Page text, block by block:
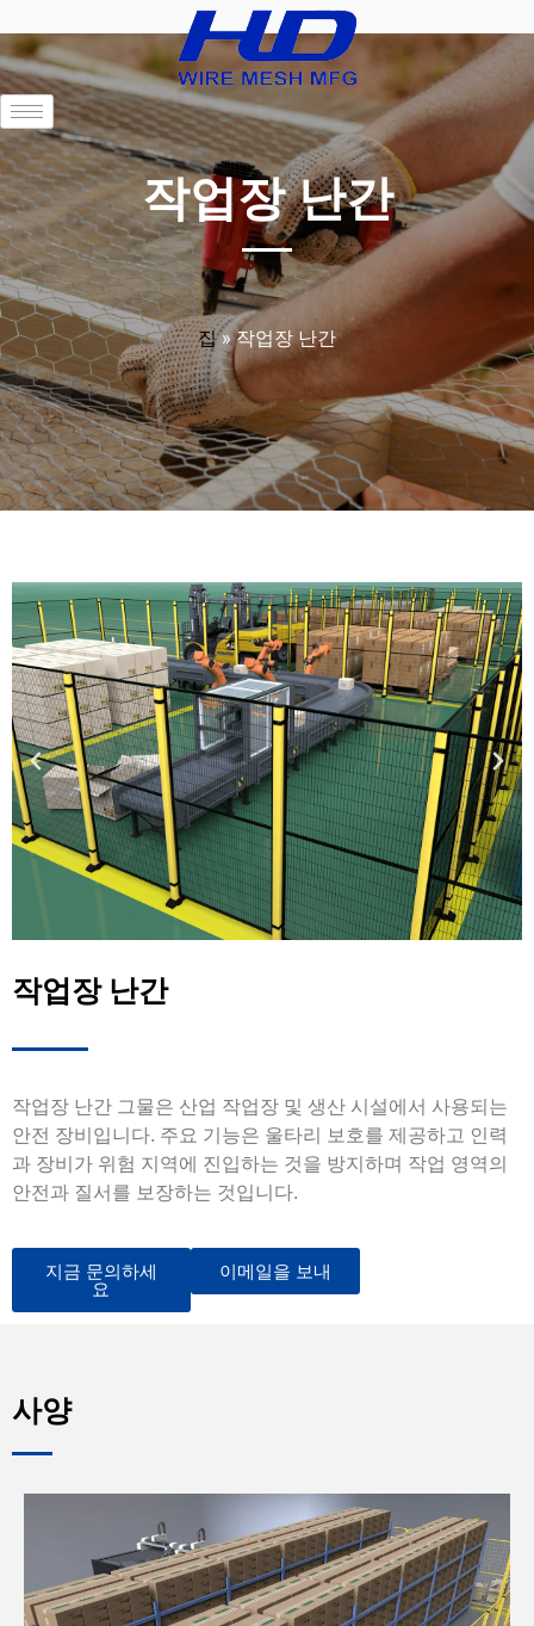
작업장 난간
집»작업장 난간
작업장 난간
작업장 난간 그물은 산업 작업장 및 생산 시설에서 사용되는
안전 장비입니다. 주요 기능은 울타리 보호를 제공하고 인력
과 장비가 위험 지역에 진입하는 것을 방지하며 작업 영역의
안전과 질서를 보장하는 것입니다.
지금 문의하세
요
이메일을 보내
사양